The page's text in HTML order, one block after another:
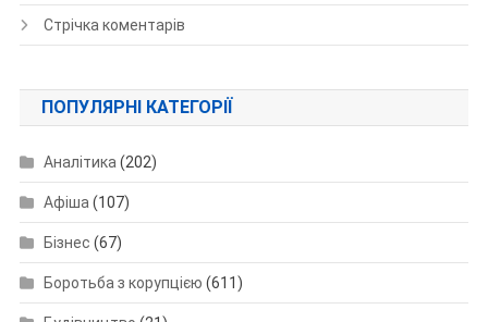
Стрічка коментарів
ПОПУЛЯРНІ КАТЕГОРІЇ
Аналітика (202)
Афіша (107)
Бізнес (67)
Боротьба з корупцією (611)